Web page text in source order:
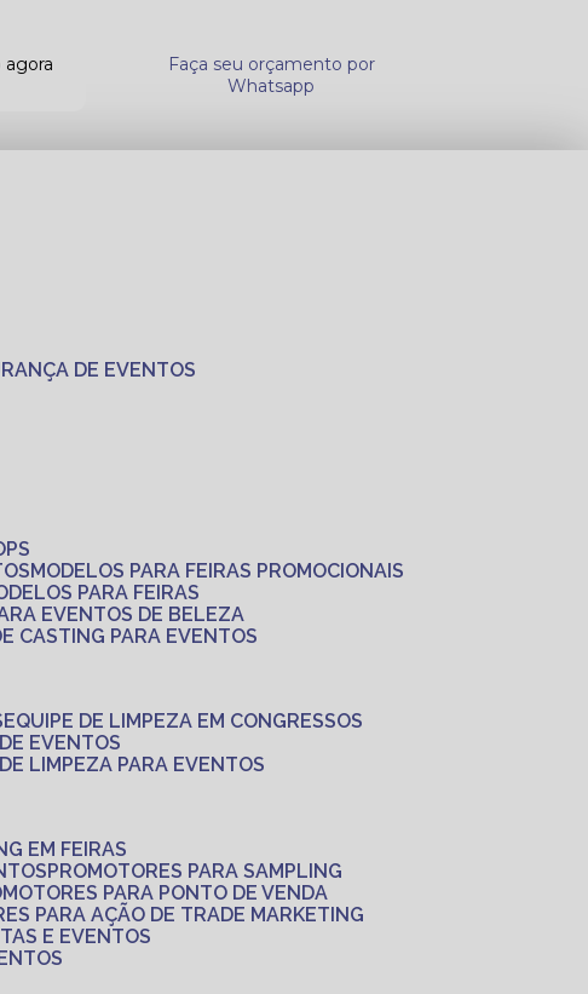
agora
Faça seu orçamento por
Whatsapp
DE EVENTOS
MODELOS PARA FEIRAS PROMOCIONAIS
PARA FEIRAS
EVENTOS DE BELEZA
CASTING PARA EVENTOS
EQUIPE DE LIMPEZA EM CONGRESSOS
EVENTOS
DE LIMPEZA PARA EVENTOS
EM FEIRAS
PROMOTORES PARA SAMPLING
PARA PONTO DE VENDA
PARA AÇÃO DE TRADE MARKETING
E EVENTOS